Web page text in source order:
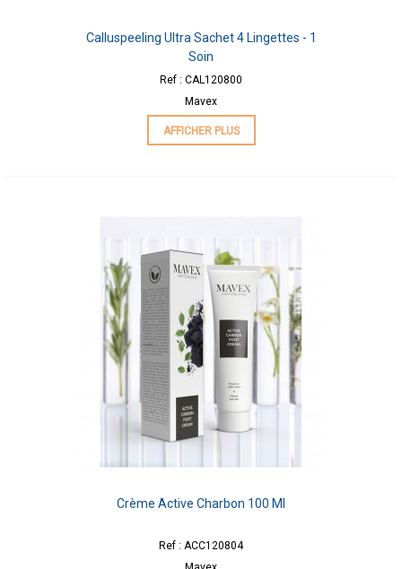
Calluspeeling Ultra Sachet 4 Lingettes - 1
Soin
Ref : CAL120800
Mavex
AFFICHER PLUS
Crème Active Charbon 100 Ml
Ref : ACC120804